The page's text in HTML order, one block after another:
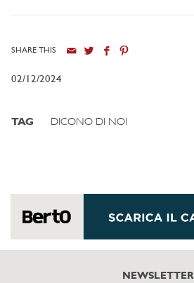
SHARE THIS
02/12/2024
TAG DICONO DI NOI
NEWSLETTER